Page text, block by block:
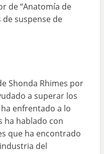
de “Anatomía de
de suspense de
Shonda Rhimes por
a superar los
enfrentado a lo
ha hablado con
que ha encontrado
del